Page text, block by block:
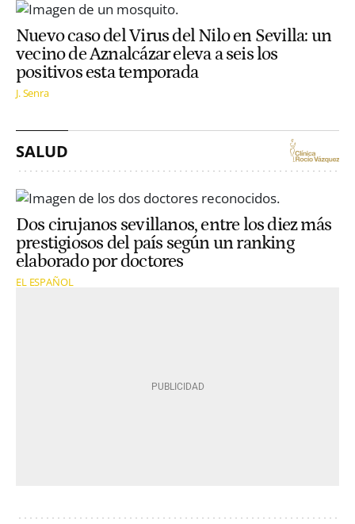
Nuevo caso del Virus del Nilo en Sevilla: un
vecino de Aznalcázar eleva a seis los
positivos esta temporada
J. Senra
SALUD
Dos cirujanos sevillanos, entre los diez más
prestigiosos del país según un ranking
elaborado por doctores
EL ESPAÑOL